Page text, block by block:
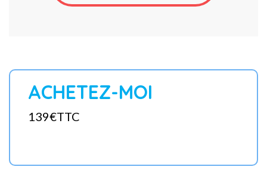
ACHETEZ-MOI
139€TTC